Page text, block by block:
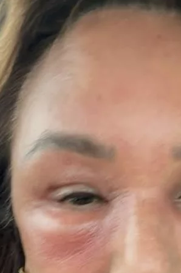
geleden, toen ik Jeroen nog
een flirt was en altijd ontrouw